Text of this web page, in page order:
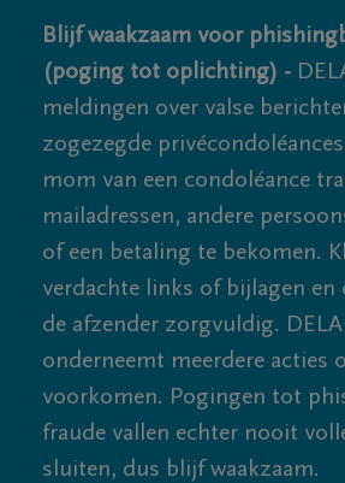
Blijf waakzaam voor
(poging tot oplichting) -
meldingen over valse
zogezegde
mom van een condoléance
mailadressen, andere
of een betaling te bekomen.
verdachte links of bijlagen en
de afzender zorgvuldig. DELA
onderneemt meerdere acties
voorkomen. Pogingen tot
fraude vallen echter nooit
sluiten, dus blijf waakzaam.